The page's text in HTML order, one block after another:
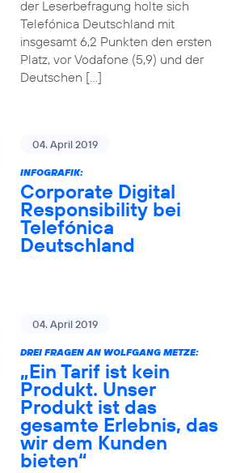
der Leserbefragung holte sich
Telefónica Deutschland mit
insgesamt 6,2 Punkten den ersten
Platz, vor Vodafone (5,9) und der
Deutschen […]
04. April 2019
INFOGRAFIK:
Corporate Digital
Responsibility bei
Telefónica
Deutschland
04. April 2019
DREI FRAGEN AN WOLFGANG METZE:
„Ein Tarif ist kein
Produkt. Unser
Produkt ist das
gesamte Erlebnis, das
wir dem Kunden
bieten“